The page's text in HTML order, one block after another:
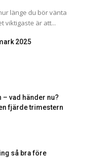
länge du bör vänta
viktigaste är att...
2025
vad händer nu?
fjärde trimestern
så bra före